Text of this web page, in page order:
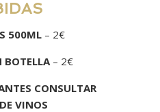
500ML – 2€
BOTELLA – 2€
CONSULTAR
VINOS